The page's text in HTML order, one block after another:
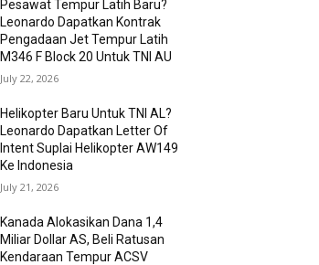
Pesawat Tempur Latih Baru?
Leonardo Dapatkan Kontrak
Pengadaan Jet Tempur Latih
M346 F Block 20 Untuk TNI AU
July 22, 2026
Helikopter Baru Untuk TNI AL?
Leonardo Dapatkan Letter Of
Intent Suplai Helikopter AW149
Ke Indonesia
July 21, 2026
Kanada Alokasikan Dana 1,4
Miliar Dollar AS, Beli Ratusan
Kendaraan Tempur ACSV